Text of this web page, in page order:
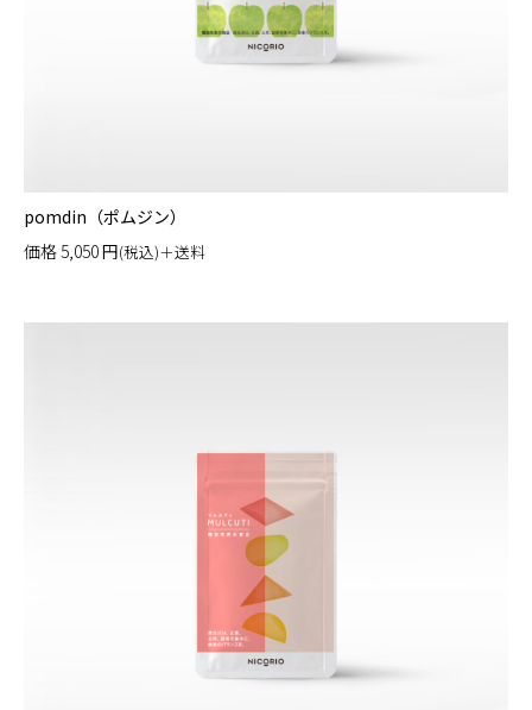
pomdin（ポムジン）
価格5,050円(税込)＋送料